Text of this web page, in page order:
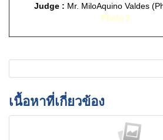
Judge : Mr. MiloAquino Valdes
Photo 3
เนื้อหาที่เกี่ยวข้อง